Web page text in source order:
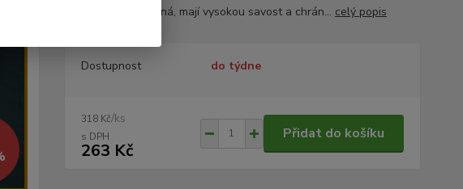
ložnici, jsou prodyšná, mají vysokou savost a chrán... celý popis
Dostupnost do týdne
318 Kč/ks
263 Kč
Přidat do košíku